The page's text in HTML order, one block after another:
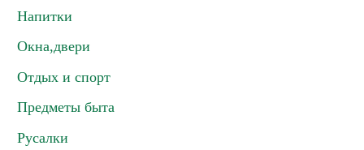
Напитки
Окна,двери
Отдых и спорт
Предметы быта
Русалки